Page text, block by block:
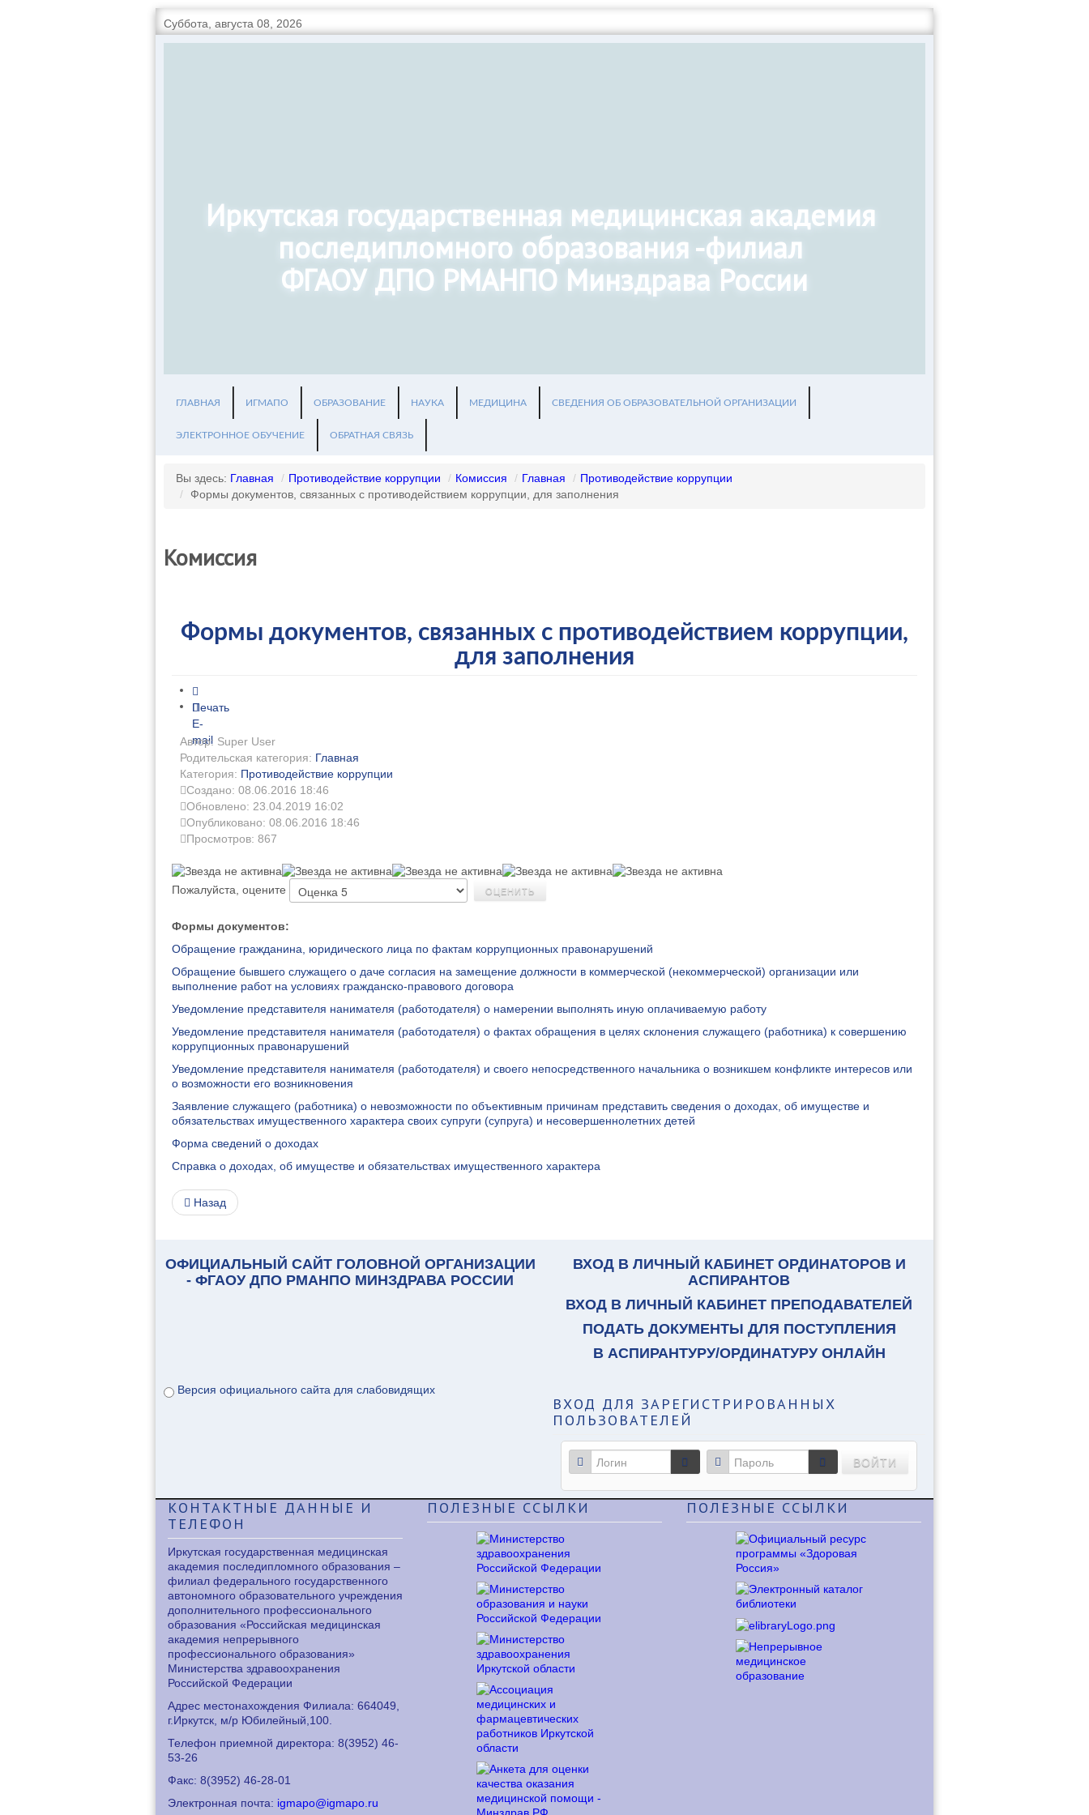
Суббота, августа 08, 2026
Иркутская государственная медицинская академия
последипломного образования -филиал
ФГАОУ ДПО РМАНПО Минздрава России
ГЛАВНАЯ ИГМАПО ОБРАЗОВАНИЕ НАУКА МЕДИЦИНА СВЕДЕНИЯ ОБ ОБРАЗОВАТЕЛЬНОЙ ОРГАНИЗАЦИИ
ЭЛЕКТРОННОЕ ОБУЧЕНИЕ ОБРАТНАЯ СВЯЗЬ
Вы здесь: Главная / Противодействие коррупции / Комиссия / Главная / Противодействие коррупции
/
Формы документов, связанных с противодействием коррупции, для заполнения
Комиссия
Формы документов, связанных с противодействием коррупции,
для заполнения
Печать
E-
mail
Автор: Super User
Родительская категория: Главная
Категория: Противодействие коррупции
Создано: 08.06.2016 18:46
Обновлено: 23.04.2019 16:02
Опубликовано: 08.06.2016 18:46
Просмотров: 867
Пожалуйста, оцените
Формы документов:
Обращение гражданина, юридического лица по фактам коррупционных правонарушений
Обращение бывшего служащего о даче согласия на замещение должности в коммерческой (некоммерческой) организации или
выполнение работ на условиях гражданско-правового договора
Уведомление представителя нанимателя (работодателя) о намерении выполнять иную оплачиваемую работу
Уведомление представителя нанимателя (работодателя) о фактах обращения в целях склонения служащего (работника) к совершению
коррупционных правонарушений
Уведомление представителя нанимателя (работодателя) и своего непосредственного начальника о возникшем конфликте интересов или
о возможности его возникновения
Заявление служащего (работника) о невозможности по объективным причинам представить сведения о доходах, об имуществе и
обязательствах имущественного характера своих супруги (супруга) и несовершеннолетних детей
Форма сведений о доходах
Справка о доходах, об имуществе и обязательствах имущественного характера
Назад
ОФИЦИАЛЬНЫЙ САЙТ ГОЛОВНОЙ ОРГАНИЗАЦИИ
- ФГАОУ ДПО РМАНПО МИНЗДРАВА РОССИИ
Версия официального сайта для слабовидящих
ВХОД В ЛИЧНЫЙ КАБИНЕТ ОРДИНАТОРОВ И
АСПИРАНТОВ
ВХОД В ЛИЧНЫЙ КАБИНЕТ ПРЕПОДАВАТЕЛЕЙ
ПОДАТЬ ДОКУМЕНТЫ ДЛЯ ПОСТУПЛЕНИЯ
В АСПИРАНТУРУ/ОРДИНАТУРУ ОНЛАЙН
ВХОД ДЛЯ ЗАРЕГИСТРИРОВАННЫХ
ПОЛЬЗОВАТЕЛЕЙ
ВОЙТИ
КОНТАКТНЫЕ ДАННЫЕ И
ТЕЛЕФОН
Иркутская государственная медицинская
академия последипломного образования –
филиал федерального государственного
автономного образовательного учреждения
дополнительного профессионального
образования «Российская медицинская
академия непрерывного
профессионального образования»
Министерства здравоохранения
Российской Федерации
Адрес местонахождения Филиала: 664049,
г.Иркутск, м/р Юбилейный,100.
Телефон приемной директора: 8(3952) 46-
53-26
Факс: 8(3952) 46-28-01
Электронная почта: igmapo@igmapo.ru
ПОЛЕЗНЫЕ ССЫЛКИ ПОЛЕЗНЫЕ ССЫЛКИ